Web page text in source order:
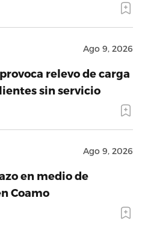
Ago 9, 2026
relevo de carga
sin servicio
Ago 9, 2026
en medio de
Coamo